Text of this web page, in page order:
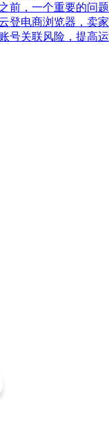
前，一个重要的问题
登电商浏览器，卖家
号关联风险，提高运